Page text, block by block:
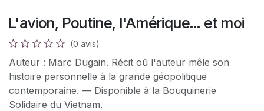
L'avion, Poutine, l'Amérique... et moi
(0 avis)
Auteur : Marc Dugain. Récit où l'auteur mêle son
histoire personnelle à la grande géopolitique
contemporaine. — Disponible à la Bouquinerie
Solidaire du Vietnam.